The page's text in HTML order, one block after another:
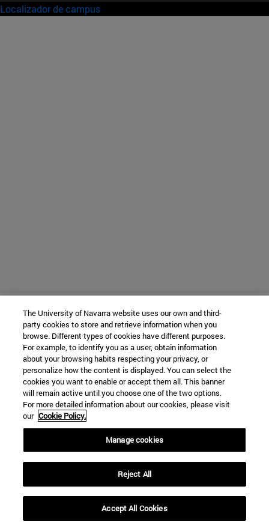
Localizador de campus
The University of Navarra website uses our own and third-
party cookies to store and retrieve information when you
browse. Different types of cookies have different purposes.
For example, to identify you as a user, obtain information
about your browsing habits respecting your privacy, or
personalize how the content is displayed. You can select the
cookies you want to enable or accept them all. This banner
will remain active until you choose one of the two options.
For more detailed information about our cookies, please visit
our Cookie Policy.
Manage cookies
Reject All
Accept All Cookies